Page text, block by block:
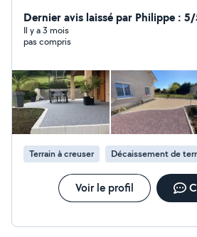
,extensions ossature bois, terrasse
d'accès ou création . 22 ans
bâtiment le suis aussi alèse pour
Dernier avis laissé par Philippe :
Il y a 3 mois
pas compris
Terrain à creuser Décaissement de
Voir le profil